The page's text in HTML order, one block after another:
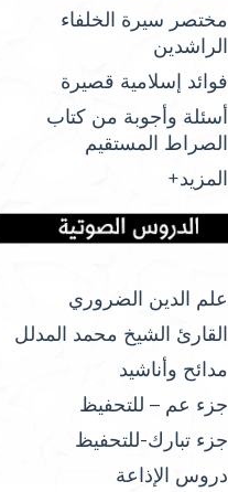
مختصر سيرة الخلفاء
الراشدين
فوائد إسلامية قصيرة
أسئلة وأجوبة من كتاب
الصراط المستقيم
المزيد+
علم الدين الضروري
القارئ الشيخ محمد المدلل
مدائح وأناشيد
جزء عم – للتحفيظ
جزء تبارك-للتحفيظ
دروس الإذاعة